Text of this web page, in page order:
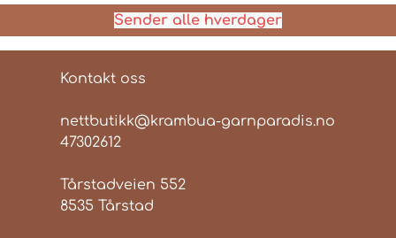
Sender alle hverdager
Kontakt oss
nettbutikk@krambua-garnparadis.no
47302612
Tårstadveien 552
8535 Tårstad